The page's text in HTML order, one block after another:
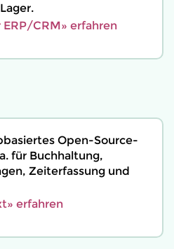
CRM» erfahren
Open-Source-
für Buchhaltung,
Zeiterfassung und
erfahren